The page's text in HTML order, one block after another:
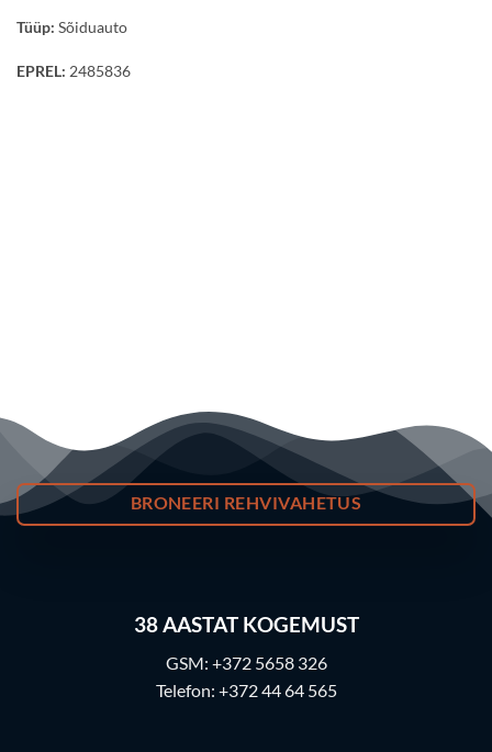
Tüüp: Sõiduauto
EPREL: 2485836
BRONEERI REHVIVAHETUS
38AASTAT KOGEMUST
GSM: +372 5658 326
Telefon: +372 44 64 565